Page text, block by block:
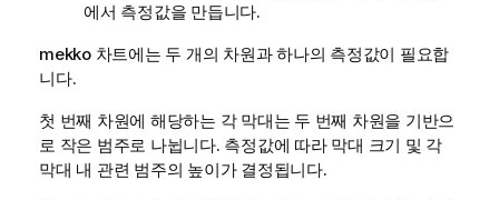
에서 측정값을 만듭니다.
mekko차트에는 두 개의 차원과 하나의 측정값이 필요합
니다.
첫 번째 차원에 해당하는 각 막대는 두 번째 차원을 기반으
로 작은 범주로 나뉩니다. 측정값에 따라 막대 크기 및 각
막대 내 관련 범주의 높이가 결정됩니다.